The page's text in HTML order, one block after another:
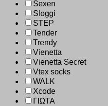
Sexen
Sloggi
STEP
Tender
Trendy
Vienetta
Vienetta Secret
Vtex socks
WALK
Xcode
ΓΙΩΤΑ